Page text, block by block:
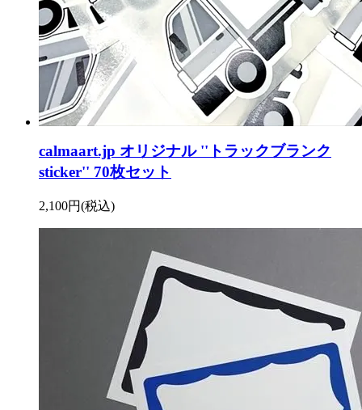
calmaart.jp オリジナル ''トラックブランク
sticker'' 70枚セット
2,100円(税込)